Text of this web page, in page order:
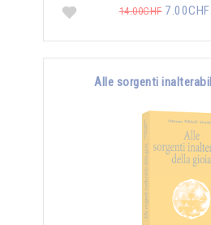
14.00CHF7.00CHF
Alle sorgenti